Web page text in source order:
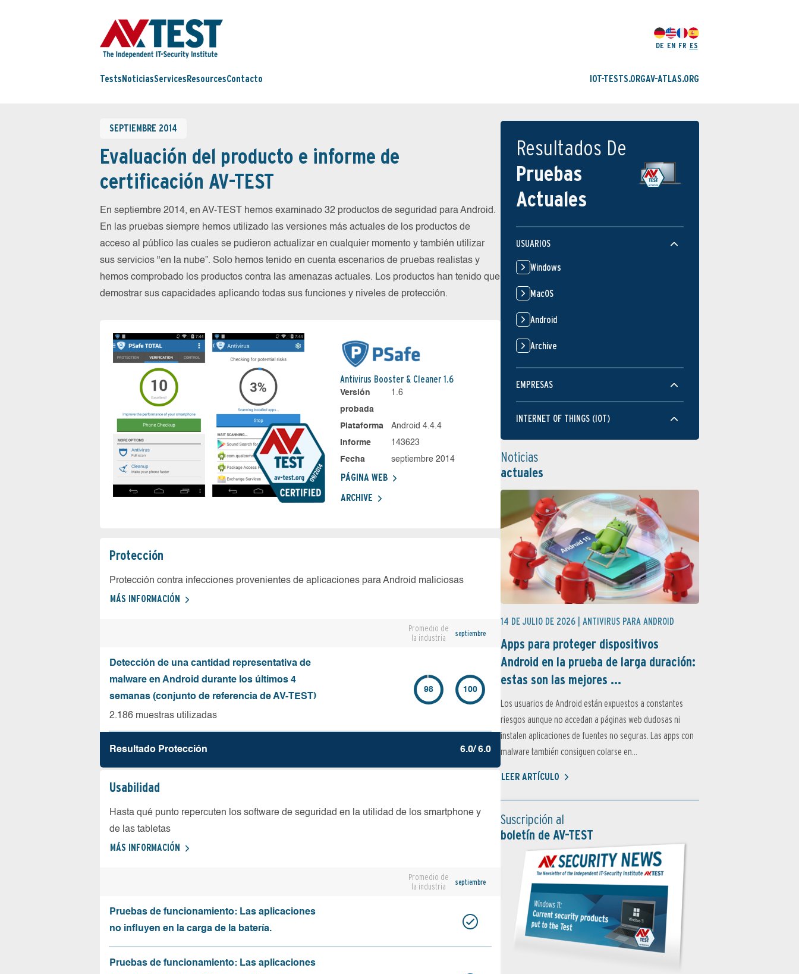
DE EN FR ES
Tests NoticiasServices ResourcesContacto IOT-TESTS.ORGAV-ATLAS.ORG
SEPTIEMBRE 2014
Evaluación del producto e informe de
certificación AV-TEST
En septiembre 2014, en AV-TEST hemos examinado 32 productos de seguridad para Android.
En las pruebas siempre hemos utilizado las versiones más actuales de los productos de
acceso al público las cuales se pudieron actualizar en cualquier momento y también utilizar
sus servicios "en la nube”. Solo hemos tenido en cuenta escenarios de pruebas realistas y
hemos comprobado los productos contra las amenazas actuales. Los productos han tenido que
demostrar sus capacidades aplicando todas sus funciones y niveles de protección.
Antivirus Booster & Cleaner 1.6
Versión
probada
1.6
Plataforma
Android 4.4.4
Informe
143623
Fecha
septiembre 2014
PÁGINA WEB
ARCHIVE
Protección
Protección contra infecciones provenientes de aplicaciones para Android maliciosas
MÁS INFORMACIÓN
Promedio de
la industria
septiembre
Detección de una cantidad representativa de
malware en Android durante los últimos 4
semanas (conjunto de referencia de AV-TEST)
2.186 muestras utilizadas
98 100
Resultado Protección 6.0/ 6.0
Usabilidad
Hasta qué punto repercuten los software de seguridad en la utilidad de los smartphone y
de las tabletas
MÁS INFORMACIÓN
Promedio de
la industria
septiembre
Pruebas de funcionamiento: Las aplicaciones
no influyen en la carga de la batería.
Pruebas de funcionamiento: Las aplicaciones
Resultados De
Pruebas
Actuales
USUARIOS
Windows
MacOS
Android
Archive
EMPRESAS
INTERNET OF THINGS (IOT)
Noticias
actuales
14 DE JULIO DE 2026 | ANTIVIRUS PARA ANDROID
Apps para proteger dispositivos
Android en la prueba de larga duración:
estas son las mejores ...
Los usuarios de Android están expuestos a constantes
riesgos aunque no accedan a páginas web dudosas ni
instalen aplicaciones de fuentes no seguras. Las apps con
malware también consiguen colarse en...
LEER ARTÍCULO
Suscripción al
boletín de AV-TEST